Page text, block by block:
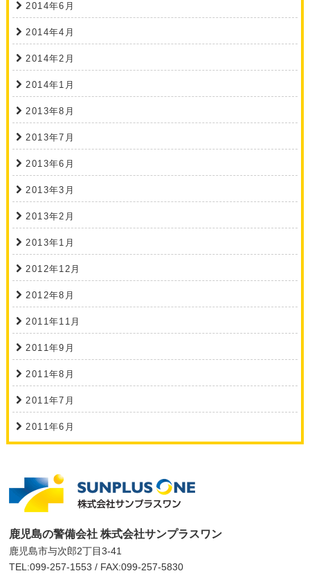
2014年6月
2014年4月
2014年2月
2014年1月
2013年8月
2013年7月
2013年6月
2013年3月
2013年2月
2013年1月
2012年12月
2012年8月
2011年11月
2011年9月
2011年8月
2011年7月
2011年6月
鹿児島の警備会社 株式会社サンプラスワン
鹿児島市与次郎2丁目3-41
TEL:099-257-1553 / FAX:099-257-5830